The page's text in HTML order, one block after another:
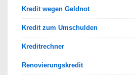
Kredit wegen Geldnot
Kredit zum Umschulden
Kreditrechner
Renovierungskredit